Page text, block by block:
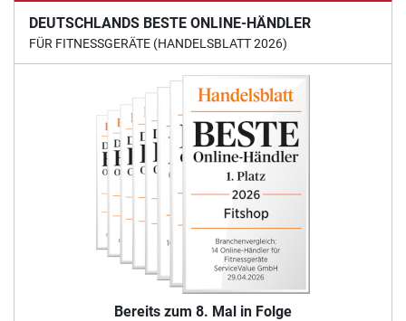
DEUTSCHLANDS BESTE ONLINE-HÄNDLER
FÜR FITNESSGERÄTE (HANDELSBLATT 2026)
Bereits zum 8. Mal in Folge